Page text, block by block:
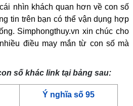
nhìn khách quan hơn về con số
tin trên bạn có thể vận dụng hợp
Simphongthuy.vn xin chúc cho
điều may mắn từ con số mà
số khác link tại bảng sau:
Ý nghĩa số 95